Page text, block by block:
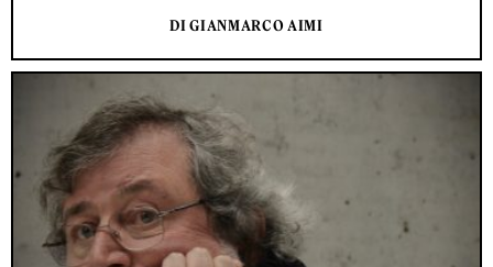
DI GIANMARCO AIMI